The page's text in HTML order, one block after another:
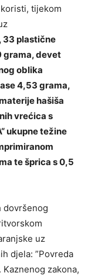
tijekom
33 plastične
grama, devet
oblika
4,53 grama,
hašiša
vrećica s
ukupne težine
te šprica s 0,5
dovršenog
uz
djela: ”Povreda
zakona,